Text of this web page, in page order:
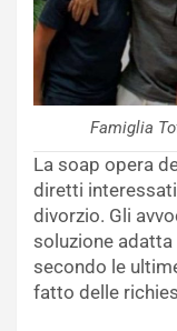
Famiglia
La soap opera
diretti
divorzio. Gli
soluzione
secondo le
fatto delle